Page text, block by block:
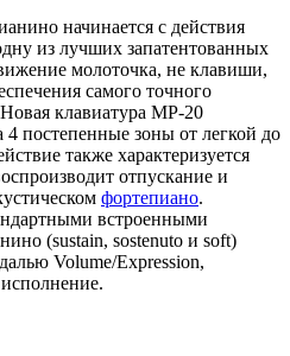
начинается с действия
из лучших запатентованных
молоточка, не клавиши,
самого точного
клавиатура МР-20
4 постепенные зоны от легкой до
также характеризуется
отпускание и
фортепиано.
встроенными
(sustain, sostenuto и soft)
Volume/Expression,